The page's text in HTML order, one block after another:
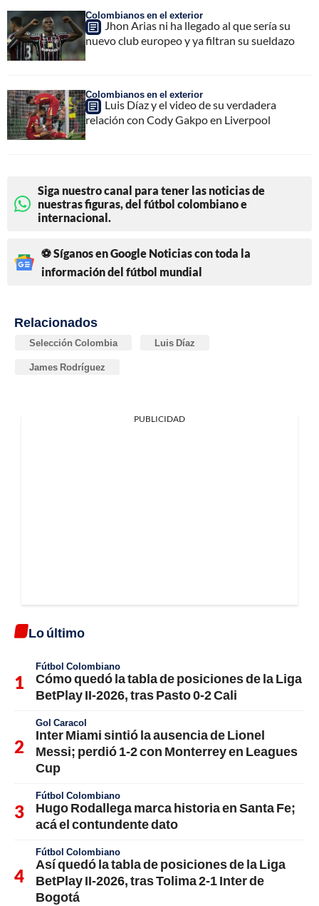
Colombianos en el exterior
Jhon Arias ni ha llegado al que sería su
nuevo club europeo y ya filtran su sueldazo
Colombianos en el exterior
Luis Díaz y el video de su verdadera
relación con Cody Gakpo en Liverpool
Siga nuestro canal para tener las noticias de
nuestras figuras, del fútbol colombiano e
internacional.
⚽ Síganos en Google Noticias con toda la
información del fútbol mundial
Relacionados
Selección Colombia Luis Díaz
James Rodríguez
PUBLICIDAD
Lo último
Fútbol Colombiano
Cómo quedó la tabla de posiciones de la Liga
BetPlay II-2026, tras Pasto 0-2 Cali
Gol Caracol
Inter Miami sintió la ausencia de Lionel
Messi; perdió 1-2 con Monterrey en Leagues
Cup
Fútbol Colombiano
Hugo Rodallega marca historia en Santa Fe;
acá el contundente dato
Fútbol Colombiano
Así quedó la tabla de posiciones de la Liga
BetPlay II-2026, tras Tolima 2-1 Inter de
Bogotá